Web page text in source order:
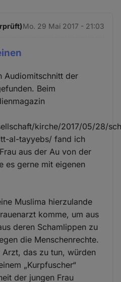
Mo. 29 Mai 2017 - 21:03
Audiomitschnitt der
Beim
kirche/2017/05/28/
al-tayyebs/ fand ich
aus der Au von der
es gerne mit eigenen
Muslima hierzulande
komme, um aus
deren Schamlippen zu
die Menschenrechte.
das zu tun, würden
„Kurpfuscher“
der jungen Frau